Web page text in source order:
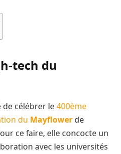
tech du
de célébrer le400ème
du Mayflower de
ce faire, elle concocte un
avec les universités